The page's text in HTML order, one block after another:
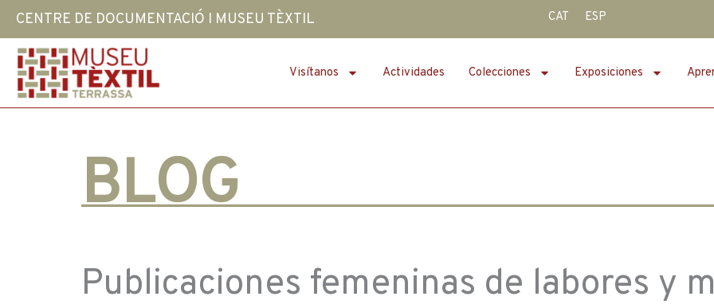
al
contenido
CENTRE DE DOCUMENTACIÓ I MUSEU TÈXTIL CAT ESP
Visítanos Actividades Colecciones Exposiciones
BLOG
Publicaciones femeninas de labores y